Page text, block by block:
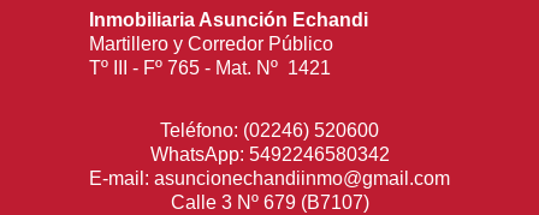
Inmobiliaria Asunción Echandi
Martillero y Corredor Público
Tº III - Fº 765 - Mat. Nº 1421
Teléfono: (02246) 520600
WhatsApp: 5492246580342
E-mail: asuncionechandiinmo@gmail.com
Calle 3 Nº 679 (B7107)